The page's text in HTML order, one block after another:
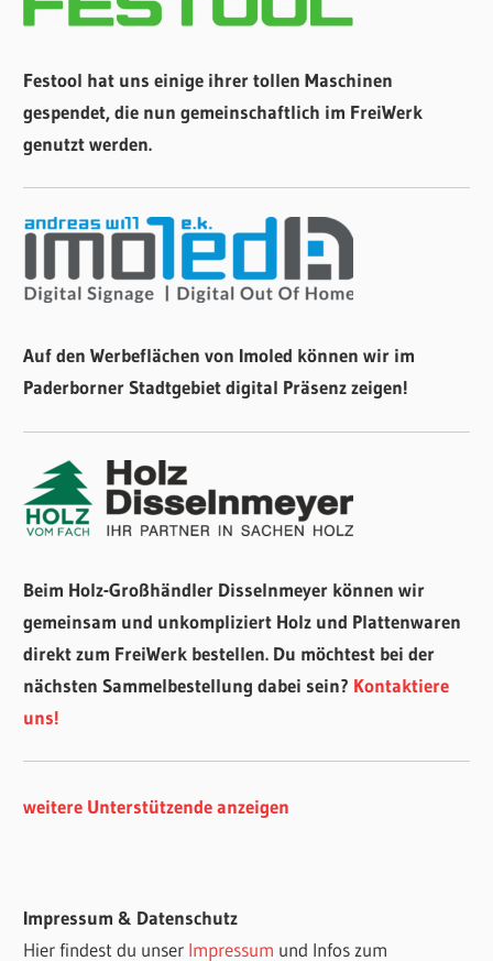
Festool hat uns einige ihrer tollen Maschinen
gespendet, die nun gemeinschaftlich im FreiWerk
genutzt werden.
Auf den Werbeflächen von Imoled können wir im
Paderborner Stadtgebiet digital Präsenz zeigen!
Beim Holz-Großhändler Disselnmeyer können wir
gemeinsam und unkompliziert Holz und Plattenwaren
direkt zum FreiWerk bestellen. Du möchtest bei der
nächsten Sammelbestellung dabei sein? Kontaktiere
uns!
weitere Unterstützende anzeigen
Impressum & Datenschutz
Hier findest du unser Impressum und Infos zum